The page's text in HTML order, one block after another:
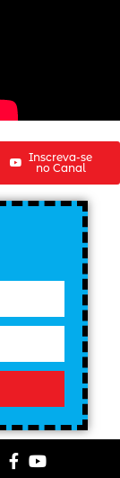
Inscreva-se
no Canal